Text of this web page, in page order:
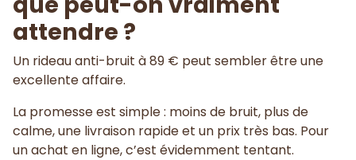
attendre ?
Un rideau anti-bruit à 89 € peut sembler être une
excellente affaire.
La promesse est simple : moins de bruit, plus de
calme, une livraison rapide et un prix très bas. Pour
un achat en ligne, c’est évidemment tentant.